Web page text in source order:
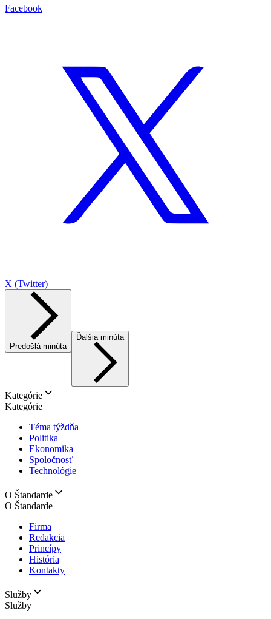
Facebook
X (Twitter)
Predošlá minúta
Ďalšia minúta
Kategórie
Kategórie
Téma týždňa
Politika
Ekonomika
Spoločnosť
Technológie
O Štandarde
O Štandarde
Firma
Redakcia
Princípy
História
Kontakty
Služby
Služby